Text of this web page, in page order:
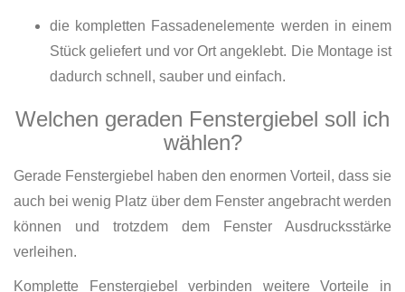
die kompletten Fassadenelemente werden in einem
Stück geliefert und vor Ort angeklebt. Die Montage ist
dadurch schnell, sauber und einfach.
Welchen geraden Fenstergiebel soll ich
wählen?
Gerade Fenstergiebel haben den enormen Vorteil, dass sie
auch bei wenig Platz über dem Fenster angebracht werden
können und trotzdem dem Fenster Ausdrucksstärke
verleihen.
Komplette Fenstergiebel verbinden weitere Vorteile in